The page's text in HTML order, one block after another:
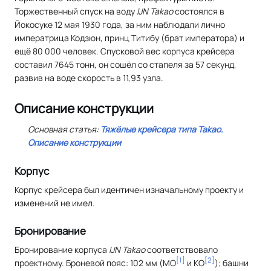
Торжественный спуск на воду IJN Takaoсостоялся в
Йокосуке 12 мая 1930 года, за ним наблюдали лично
императрица Кодзюн, принц Титибу (брат императора) и
ещё 80 000 человек. Спусковой вес корпуса крейсера
составил 7645 тонн, он сошёл со стапеля за 57 секунд,
развив на воде скорость в 11,93 узла.
Описание конструкции
Основная статья: Тяжёлые крейсера типа Takao.
Описание конструкции
Корпус
Корпус крейсера был идентичен изначальному проекту и
изменений не имел.
Бронирование
Бронирование корпуса IJN Takaoсоответствовало
проектному. Броневой пояс: 102 мм (МО[1] и КО[2] ); башни